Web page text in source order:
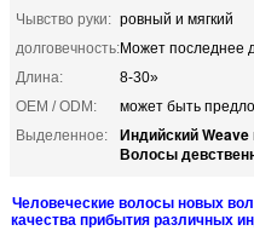
Чывство руки: ровный и мягкий
долговечность:Может последнее
Длина:
8-30»
OEM / ODM:
может быть
Выделенное:
Индийский Weave
Волосы
Человеческие волосы новых
качества прибытия различных